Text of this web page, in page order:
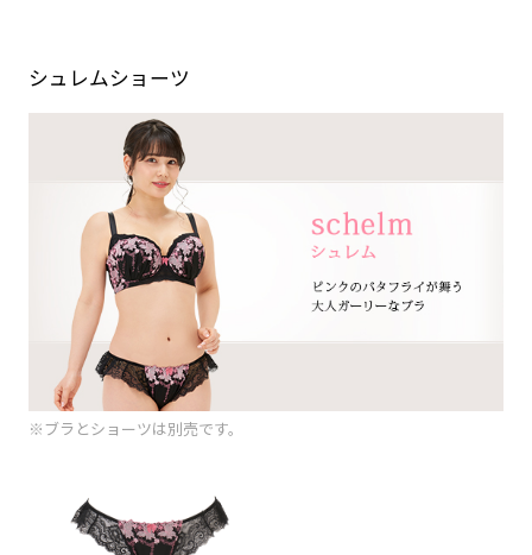
シュレムショーツ
※ブラとショーツは別売です。